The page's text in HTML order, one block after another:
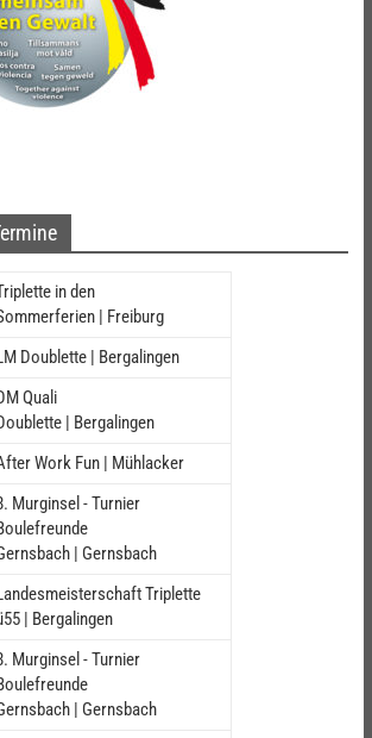
in den
| Freiburg
Doublette | Bergalingen
Quali
| Bergalingen
Work Fun | Mühlacker
Murginsel - Turnier
| Gernsbach
Triplette
| Bergalingen
Murginsel - Turnier
| Gernsbach